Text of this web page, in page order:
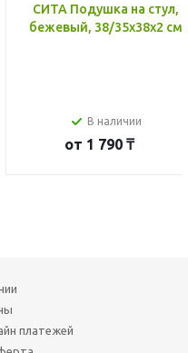
СИТА Подушка на стул,
бежевый, 38/35x38x2 см
В наличии
от 1 790 ₸
платежей